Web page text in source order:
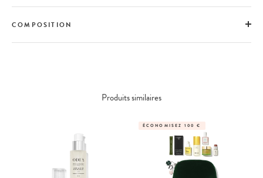
COMPOSITION
Produits similaires
ÉCONOMISEZ 100 €